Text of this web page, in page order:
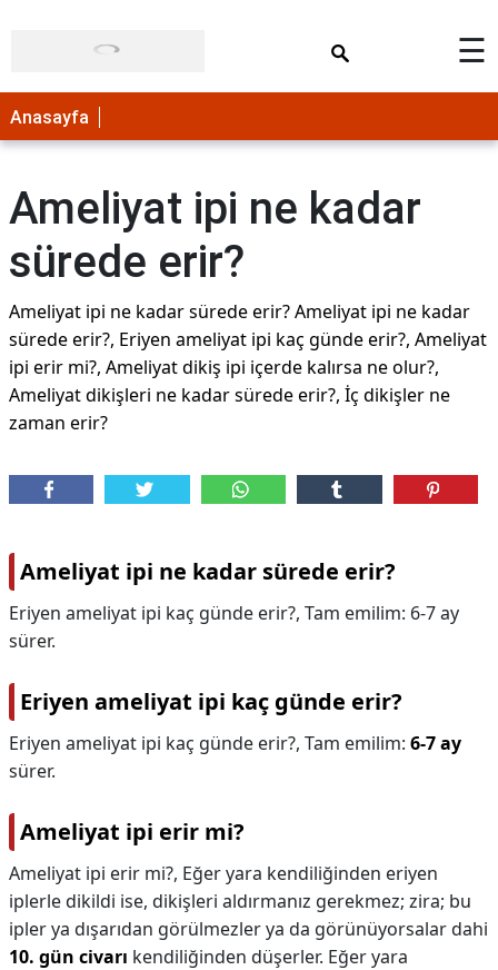
☰
Anasayfa
Ameliyat ipi ne kadar
sürede erir?
Ameliyat ipi ne kadar sürede erir? Ameliyat ipi ne kadar
sürede erir?, Eriyen ameliyat ipi kaç günde erir?, Ameliyat
ipi erir mi?, Ameliyat dikiş ipi içerde kalırsa ne olur?,
Ameliyat dikişleri ne kadar sürede erir?, İç dikişler ne
zaman erir?
Ameliyat ipi ne kadar sürede erir?
Eriyen ameliyat ipi kaç günde erir?, Tam emilim: 6-7 ay
sürer.
Eriyen ameliyat ipi kaç günde erir?
Eriyen ameliyat ipi kaç günde erir?, Tam emilim: 6-7 ay
sürer.
Ameliyat ipi erir mi?
Ameliyat ipi erir mi?, Eğer yara kendiliğinden eriyen
iplerle dikildi ise, dikişleri aldırmanız gerekmez; zira; bu
ipler ya dışarıdan görülmezler ya da görünüyorsalar dahi
10. gün civarı kendiliğinden düşerler. Eğer yara